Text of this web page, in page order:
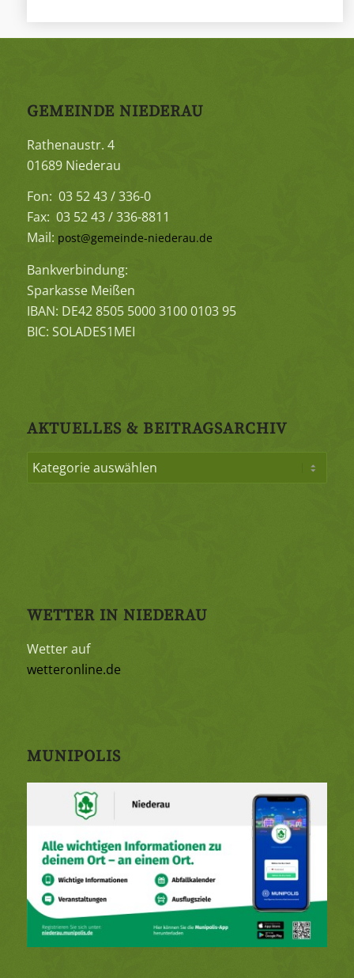
GEMEINDE NIEDERAU
Rathenaustr. 4
01689 Niederau
Fon: 03 52 43 / 336-0
Fax: 03 52 43 / 336-8811
Mail: post@gemeinde-niederau.de
Bankverbindung:
Sparkasse Meißen
IBAN: DE42 8505 5000 3100 0103 95
BIC: SOLADES1MEI
AKTUELLES & BEITRAGSARCHIV
WETTER IN NIEDERAU
Wetter auf
wetteronline.de
MUNIPOLIS